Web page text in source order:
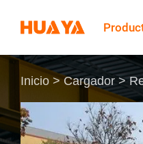
Inicio > Cargador >